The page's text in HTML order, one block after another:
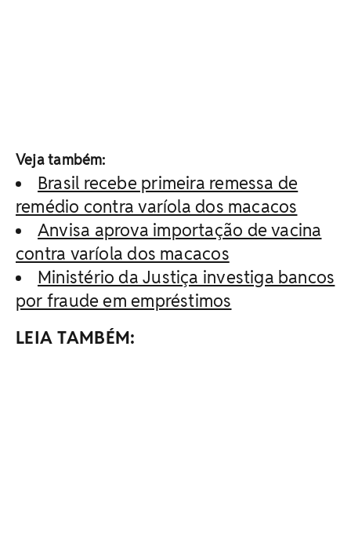
Veja também:
Brasil recebe primeira remessa de
remédio contra varíola dos macacos
Anvisa aprova importação de vacina
contra varíola dos macacos
Ministério da Justiça investiga bancos
por fraude em empréstimos
LEIA TAMBÉM: